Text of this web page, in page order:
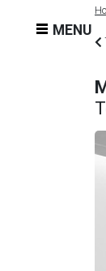
MENU